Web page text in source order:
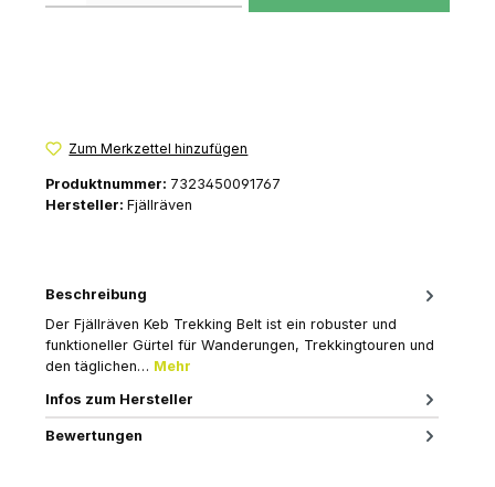
Zum Merkzettel hinzufügen
Produktnummer: 7323450091767
Hersteller: Fjällräven
Beschreibung
Der Fjällräven Keb Trekking Belt ist ein robuster und
funktioneller Gürtel für Wanderungen, Trekkingtouren und
den täglichen… Mehr
Infos zum Hersteller
Bewertungen